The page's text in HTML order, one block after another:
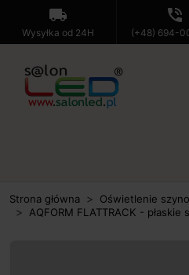
local_shipping
Wysyłka od 24H
phone_in_talk
(+48) 694-
Strona główna
Oświetlenie
AQFORM FLATTRACK - płaskie